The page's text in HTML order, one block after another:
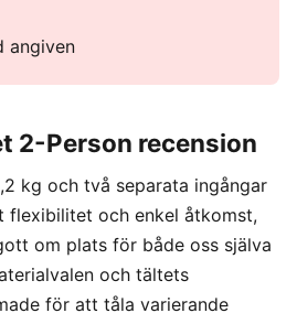
angiven
2-Person recension
kg och två separata ingångar
flexibilitet och enkel åtkomst,
om plats för både oss själva
och tältets
för att tåla varierande